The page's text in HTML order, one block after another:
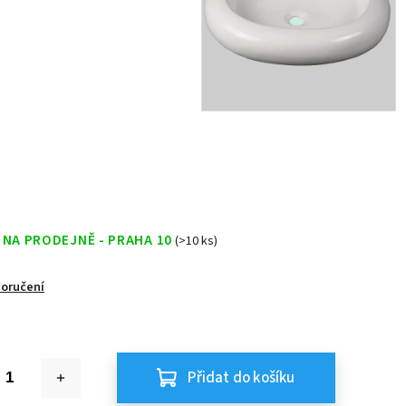
PRODEJNĚ - PRAHA 10 (>10 ks)
Přidat do košíku